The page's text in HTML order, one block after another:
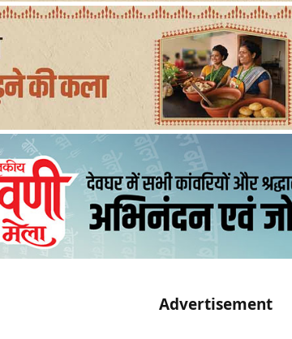
Advertisement